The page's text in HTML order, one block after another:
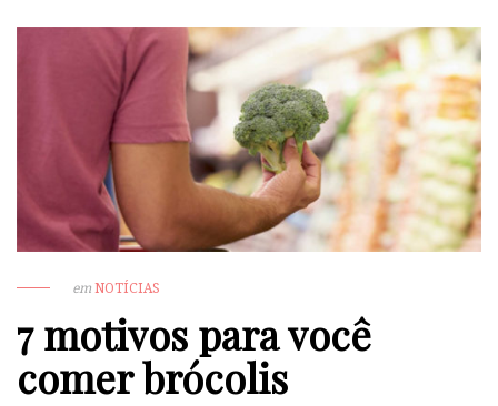
emNOTÍCIAS
7 motivos para você
comer brócolis